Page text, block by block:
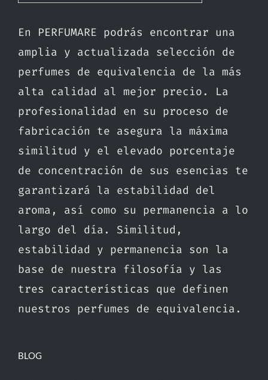
En PERFUMARE podrás encontrar una
amplia y actualizada selección de
perfumes de equivalencia de la más
alta calidad al mejor precio. La
profesionalidad en su proceso de
fabricación te asegura la máxima
similitud y el elevado porcentaje
de concentración de sus esencias te
garantizará la estabilidad del
aroma, así como su permanencia a lo
largo del día. Similitud,
estabilidad y permanencia son la
base de nuestra filosofía y las
tres características que definen
nuestros perfumes de equivalencia.
BLOG